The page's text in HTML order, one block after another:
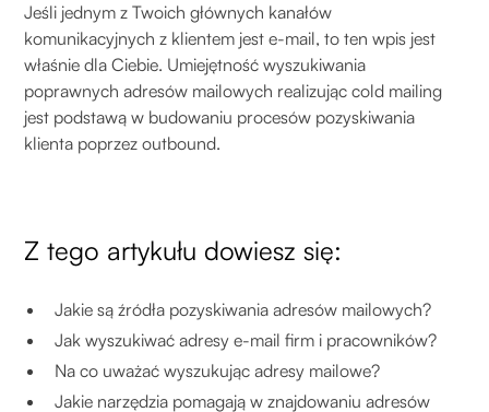
Jeśli jednym z Twoich głównych kanałów
komunikacyjnych z klientem jest e-mail, to ten wpis jest
właśnie dla Ciebie. Umiejętność wyszukiwania
poprawnych adresów mailowych realizując cold mailing
jest podstawą w budowaniu procesów pozyskiwania
klienta poprzez outbound.
Z tego artykułu dowiesz się:
Jakie są źródła pozyskiwania adresów mailowych?
Jak wyszukiwać adresy e-mail firm i pracowników?
Na co uważać wyszukując adresy mailowe?
Jakie narzędzia pomagają w znajdowaniu adresów